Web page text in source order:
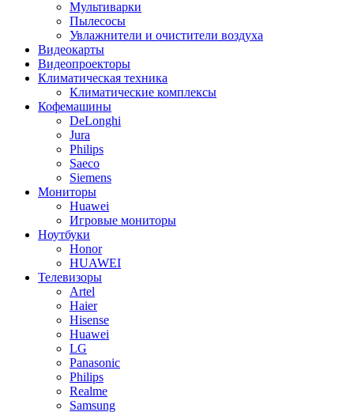
Мультиварки
Пылесосы
Увлажнители и очистители воздуха
Видеокарты
Видеопроекторы
Климатическая техника
Климатические комплексы
Кофемашины
DeLonghi
Jura
Philips
Saeco
Siemens
Мониторы
Huawei
Игровые мониторы
Ноутбуки
Honor
HUAWEI
Телевизоры
Artel
Haier
Hisense
Huawei
LG
Panasonic
Philips
Realme
Samsung